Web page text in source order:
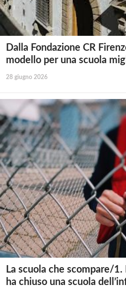
Dalla Fondazione CR
modello per una scuola
28 giugno 2026
La scuola che scompare/
ha chiuso una scuola